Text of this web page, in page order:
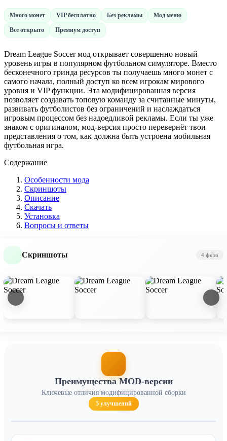
Много монет VIP бесплатно Без рекламы Мод меню
Все открыто Премиум доступ
Dream League Soccer мод открывает совершенно новый
уровень игры в популярном футбольном симуляторе. Вместо
бесконечного гринда ресурсов ты получаешь много монет с
самого начала, полный доступ ко всем игрокам мирового
уровня и VIP функции. Эта модифицированная версия
позволяет создавать топовую команду за считанные минуты,
развивать футболистов без ограничений и наслаждаться
игровым процессом без надоедливой рекламы. Если ты уже
знаком с оригиналом, мод-версия просто перевернёт твои
представления о том, как должна быть устроена мобильная
футбольная игра.
Содержание
Особенности мода
Скриншоты
Описание
Скачать
Установка
Вопросы и ответы
Скриншоты 4 фото
Преимущества MOD-версии
Ключевые отличия модифицированной сборки
5 улучшений